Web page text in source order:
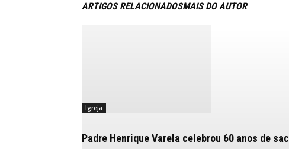
ARTIGOS RELACIONADOSMAIS DO AUTOR
Igreja
Padre Henrique Varela celebrou 60 anos de